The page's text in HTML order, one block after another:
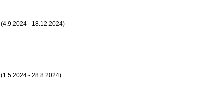
- 18.12.2024)
- 28.8.2024)